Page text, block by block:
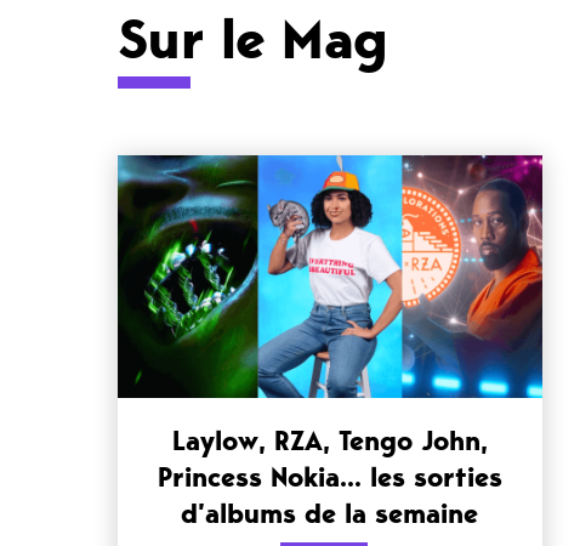
Sur le Mag
Laylow, RZA, Tengo John,
Princess Nokia… les sorties
d’albums de la semaine